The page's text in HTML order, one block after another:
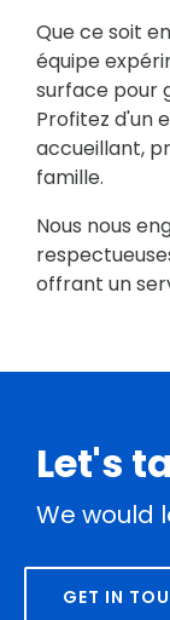
Que ce soit
équipe
surface pour
Profitez d'un
accueillant,
famille.
Nous nous
offrant un
Let's
We would
GET IN